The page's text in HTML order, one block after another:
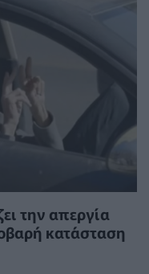
την απεργία
κατάσταση